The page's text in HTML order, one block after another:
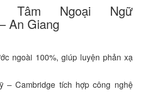
Tâm Ngoại Ngữ
An Giang
ngoài 100%, giúp luyện phản xạ
– Cambridge tích hợp công nghệ